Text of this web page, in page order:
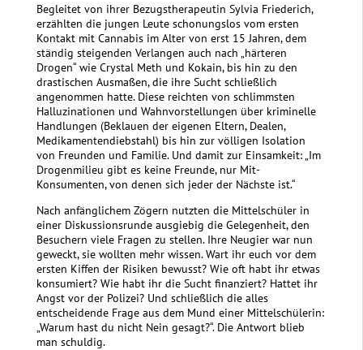
Begleitet von ihrer Bezugstherapeutin Sylvia Friederich,
erzählten die jungen Leute schonungslos vom ersten
Kontakt mit Cannabis im Alter von erst 15 Jahren, dem
ständig steigenden Verlangen auch nach „härteren
Drogen“ wie Crystal Meth und Kokain, bis hin zu den
drastischen Ausmaßen, die ihre Sucht schließlich
angenommen hatte. Diese reichten von schlimmsten
Halluzinationen und Wahnvorstellungen über kriminelle
Handlungen (Beklauen der eigenen Eltern, Dealen,
Medikamentendiebstahl) bis hin zur völligen Isolation
von Freunden und Familie. Und damit zur Einsamkeit: „Im
Drogenmilieu gibt es keine Freunde, nur Mit-
Konsumenten, von denen sich jeder der Nächste ist.“
Nach anfänglichem Zögern nutzten die Mittelschüler in
einer Diskussionsrunde ausgiebig die Gelegenheit, den
Besuchern viele Fragen zu stellen. Ihre Neugier war nun
geweckt, sie wollten mehr wissen. Wart ihr euch vor dem
ersten Kiffen der Risiken bewusst? Wie oft habt ihr etwas
konsumiert? Wie habt ihr die Sucht finanziert? Hattet ihr
Angst vor der Polizei? Und schließlich die alles
entscheidende Frage aus dem Mund einer Mittelschülerin:
„Warum hast du nicht Nein gesagt?“. Die Antwort blieb
man schuldig.